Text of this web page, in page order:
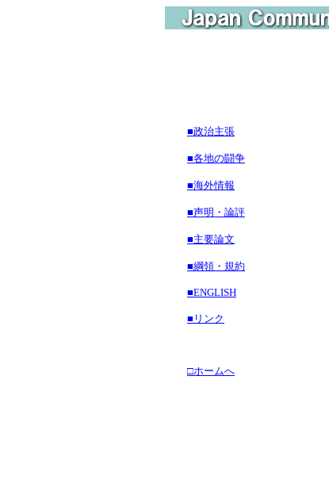
■政治主張
■各地の闘争
■海外情報
■声明・論評
■主要論文
■綱領・規約
■ENGLISH
■リンク
□ホームへ